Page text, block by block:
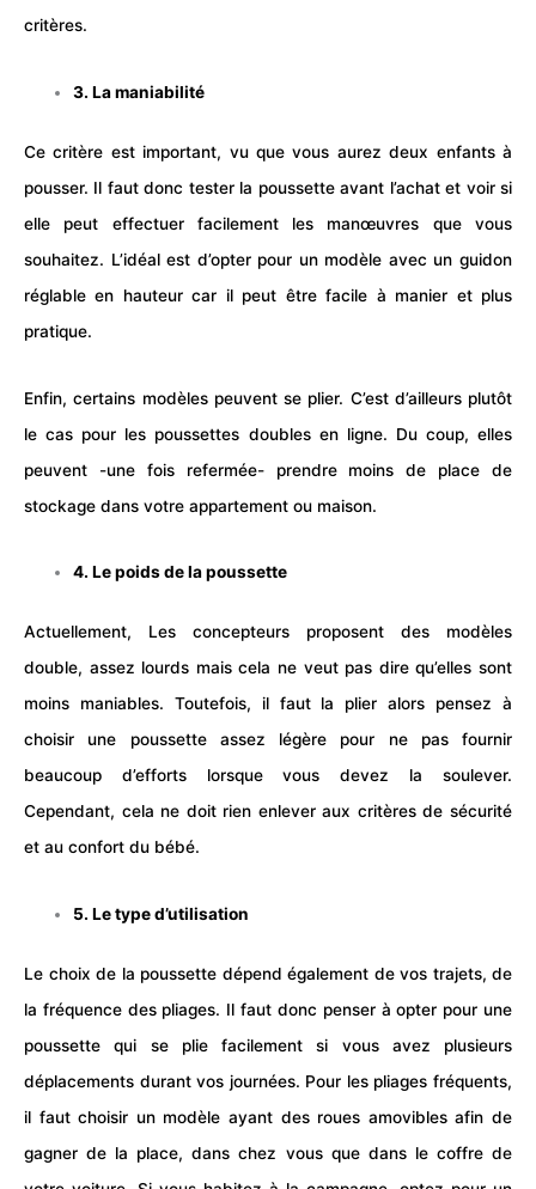
critères.
3. La maniabilité
Ce critère est important, vu que vous aurez deux enfants à
pousser. Il faut donc tester la poussette avant l’achat et voir si
elle peut effectuer facilement les manœuvres que vous
souhaitez. L’idéal est d’opter pour un modèle avec un guidon
réglable en hauteur car il peut être facile à manier et plus
pratique.
Enfin, certains modèles peuvent se plier. C’est d’ailleurs plutôt
le cas pour les poussettes doubles en ligne. Du coup, elles
peuvent -une fois refermée- prendre moins de place de
stockage dans votre appartement ou maison.
4. Le poids de la poussette
Actuellement, Les concepteurs proposent des modèles
double, assez lourds mais cela ne veut pas dire qu’elles sont
moins maniables. Toutefois, il faut la plier alors pensez à
choisir une poussette assez légère pour ne pas fournir
beaucoup d’efforts lorsque vous devez la soulever.
Cependant, cela ne doit rien enlever aux critères de sécurité
et au confort du bébé.
5. Le type d’utilisation
Le choix de la poussette dépend également de vos trajets, de
la fréquence des pliages. Il faut donc penser à opter pour une
poussette qui se plie facilement si vous avez plusieurs
déplacements durant vos journées. Pour les pliages fréquents,
il faut choisir un modèle ayant des roues amovibles afin de
gagner de la place, dans chez vous que dans le coffre de